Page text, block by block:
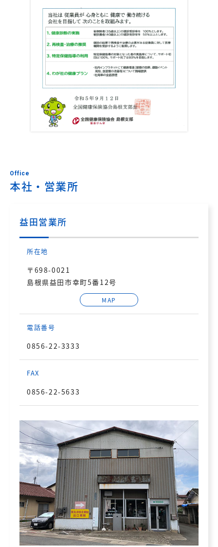
Office
本社・営業所
益田営業所
所在地
〒698-0021
島根県益田市幸町5番12号
MAP
電話番号
0856-22-3333
FAX
0856-22-5633